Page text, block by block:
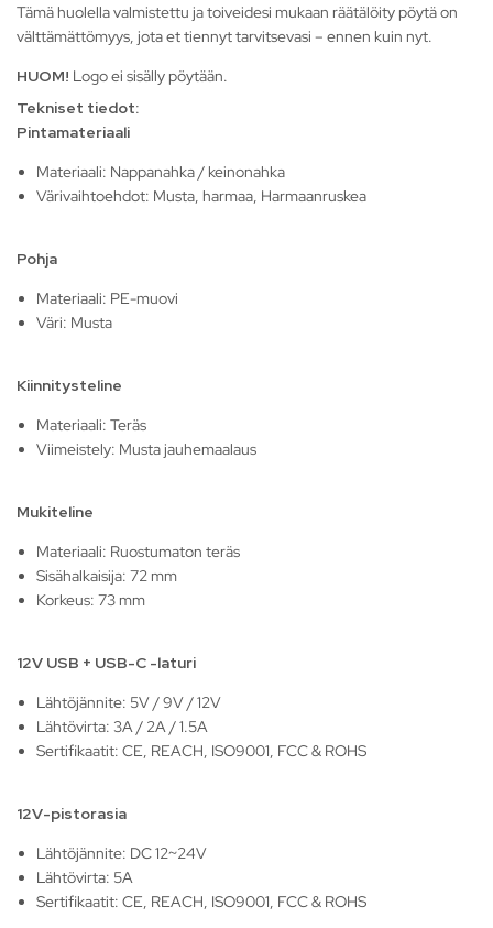
Tämä huolella valmistettu ja toiveidesi mukaan räätälöity pöytä on
välttämättömyys, jota et tiennyt tarvitsevasi – ennen kuin nyt.
HUOM! Logo ei sisälly pöytään.
Tekniset tiedot:
Pintamateriaali
Materiaali: Nappanahka / keinonahka
Värivaihtoehdot: Musta, harmaa, Harmaanruskea
Pohja
Materiaali: PE-muovi
Väri: Musta
Kiinnitysteline
Materiaali: Teräs
Viimeistely: Musta jauhemaalaus
Mukiteline
Materiaali: Ruostumaton teräs
Sisähalkaisija: 72 mm
Korkeus: 73 mm
12V USB + USB-C -laturi
Lähtöjännite: 5V / 9V / 12V
Lähtövirta: 3A / 2A / 1.5A
Sertifikaatit: CE, REACH, ISO9001, FCC & ROHS
12V-pistorasia
Lähtöjännite: DC 12~24V
Lähtövirta: 5A
Sertifikaatit: CE, REACH, ISO9001, FCC & ROHS